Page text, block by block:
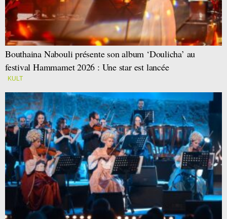
Bouthaina Nabouli présente son album ‘Doulicha’ au
festival Hammamet 2026 : Une star est lancée
KULT